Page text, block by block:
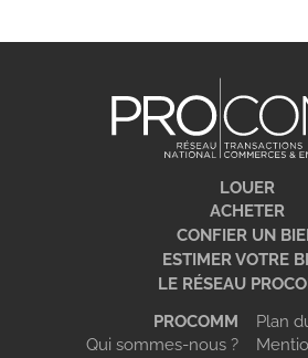
LOUER
ACHETER
CONFIER UN
ESTIMER VOTRE
LE RÉSEAU
PROCOMM
Qui sommes-nous ?
Plan